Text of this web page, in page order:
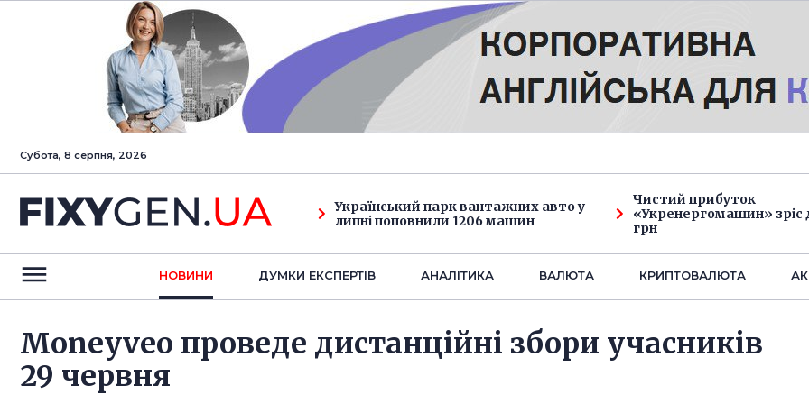
Субота, 8 серпня, 2026
Український парк вантажних авто у
липні поповнили 1206 машин
Чистий прибуток
«Укренергомашин» зріс
грн
НОВИНИ ДУМКИ ЕКСПЕРТIВ АНАЛIТИКА ВАЛЮТА КРИПТОВАЛЮТА
Moneyveo проведе дистанційні збори учасників
29 червня